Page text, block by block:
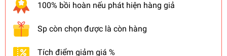
100% bồi hoàn nếu phát hiện hàng giả
Sp còn chọn được là còn hàng
Tích điểm giảm giá %